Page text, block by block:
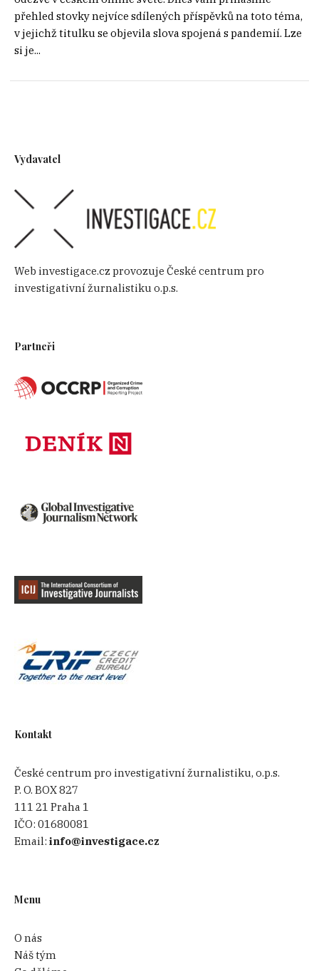
přehled stovky nejvíce sdílených příspěvků na toto téma,
v jejichž titulku se objevila slova spojená s pandemií. Lze
si je...
Vydavatel
Web investigace.cz provozuje České centrum pro
investigativní žurnalistiku o.p.s.
Partneři
Kontakt
České centrum pro investigativní žurnalistiku, o.p.s.
P. O. BOX 827
111 21 Praha 1
IČO:01680081
Email:info@investigace.cz
Menu
O nás
Náš tým